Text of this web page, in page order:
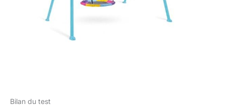
Bilan du test